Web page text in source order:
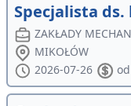
Specjalista
ZAKŁADY
MIKOŁÓW
2026-07-26